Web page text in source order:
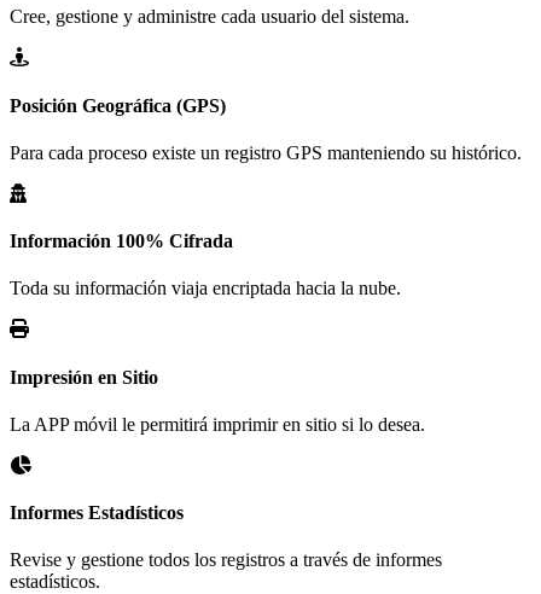
Cree, gestione y administre cada usuario del sistema.
Posición Geográfica (GPS)
Para cada proceso existe un registro GPS manteniendo su histórico.
Información 100% Cifrada
Toda su información viaja encriptada hacia la nube.
Impresión en Sitio
La APP móvil le permitirá imprimir en sitio si lo desea.
Informes Estadísticos
Revise y gestione todos los registros a través de informes
estadísticos.